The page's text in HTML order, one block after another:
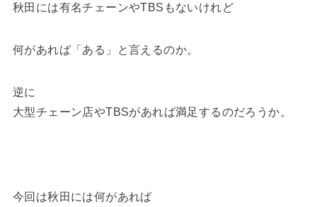
秋田には有名チェーンやTBSもないけれど
何があれば「ある」と言えるのか。
逆に
大型チェーン店やTBSがあれば満足するのだろうか。
今回は秋田には何があれば